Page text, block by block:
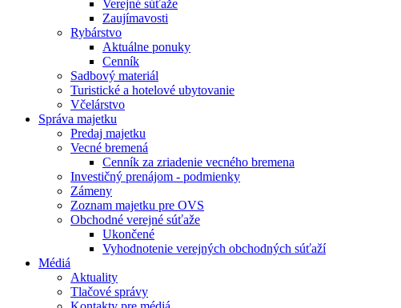
Verejné súťaže
Zaujímavosti
Rybárstvo
Aktuálne ponuky
Cenník
Sadbový materiál
Turistické a hotelové ubytovanie
Včelárstvo
Správa majetku
Predaj majetku
Vecné bremená
Cenník za zriadenie vecného bremena
Investičný prenájom - podmienky
Zámeny
Zoznam majetku pre OVS
Obchodné verejné súťaže
Ukončené
Vyhodnotenie verejných obchodných súťaží
Médiá
Aktuality
Tlačové správy